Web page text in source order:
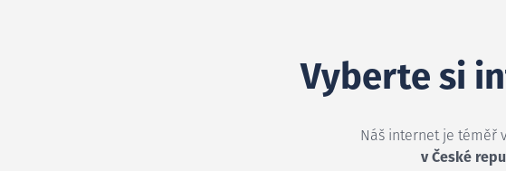
Vyberte si
Náš internet je téměř
v České